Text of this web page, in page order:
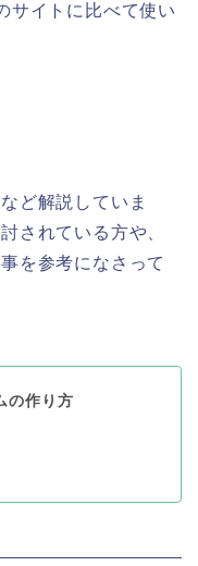
サイトに比べて使い
ど解説していま
されている方や、
を参考になさって
の作り方